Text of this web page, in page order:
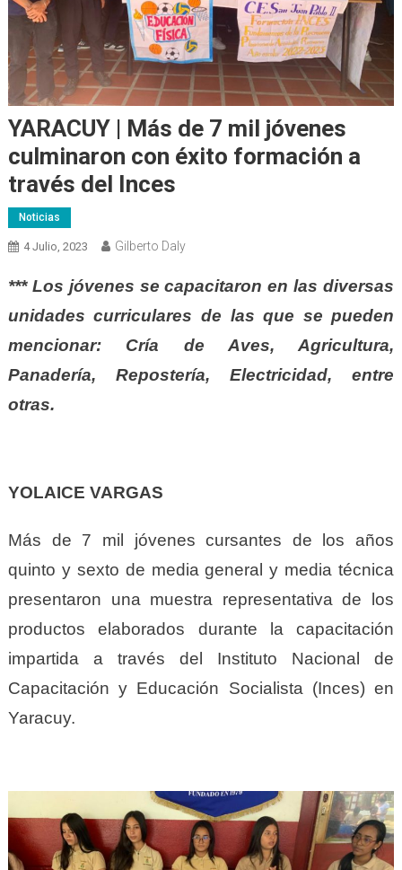
YARACUY | Más de 7 mil jóvenes
culminaron con éxito formación a
través del Inces
Noticias
4 Julio, 2023 Gilberto Daly
*** Los jóvenes se capacitaron en las diversas
unidades curriculares de las que se pueden
mencionar: Cría de Aves, Agricultura,
Panadería, Repostería, Electricidad, entre
otras.
YOLAICE VARGAS
Más de 7 mil jóvenes cursantes de los años
quinto y sexto de media general y media técnica
presentaron una muestra representativa de los
productos elaborados durante la capacitación
impartida a través del Instituto Nacional de
Capacitación y Educación Socialista (Inces) en
Yaracuy.